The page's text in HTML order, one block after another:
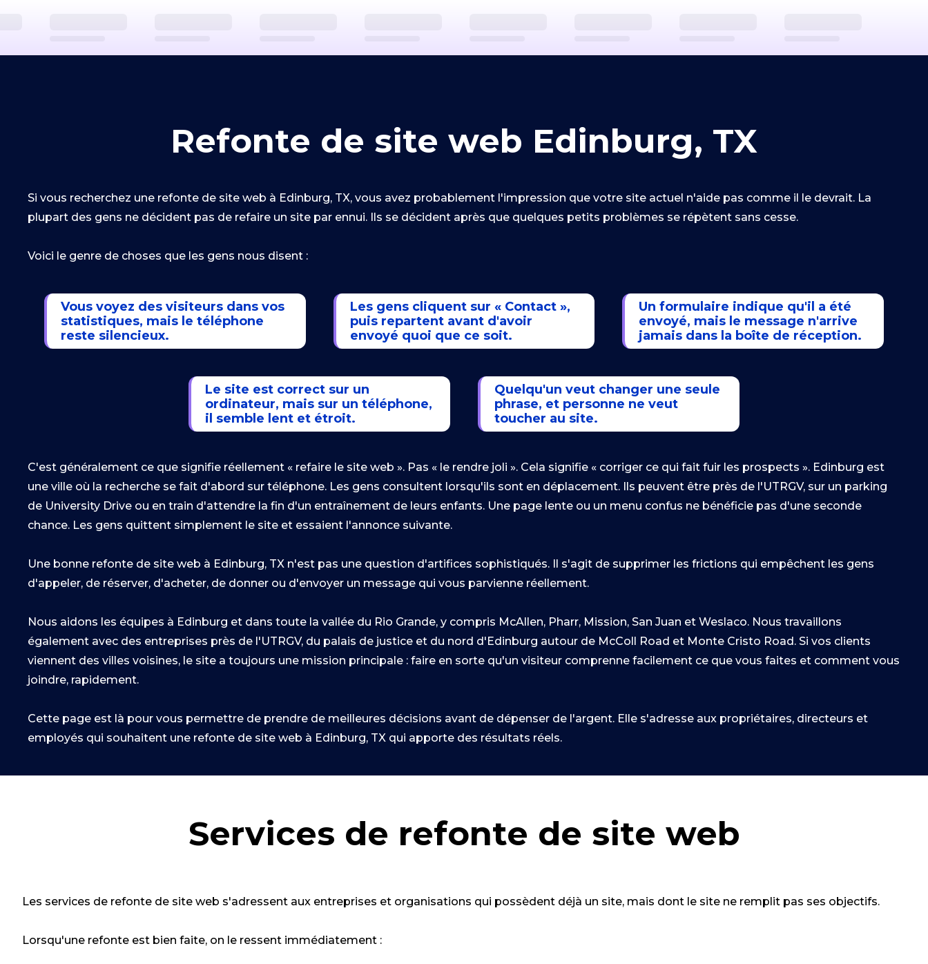
Refonte de site web Edinburg, TX
Si vous recherchez une refonte de site web à Edinburg, TX, vous avez probablement l'impression que votre site actuel n'aide pas comme il le devrait. La
plupart des gens ne décident pas de refaire un site par ennui. Ils se décident après que quelques petits problèmes se répètent sans cesse.
Voici le genre de choses que les gens nous disent :
Vous voyez des visiteurs dans vos
statistiques, mais le téléphone
reste silencieux.
Les gens cliquent sur « Contact »,
puis repartent avant d'avoir
envoyé quoi que ce soit.
Un formulaire indique qu'il a été
envoyé, mais le message n'arrive
jamais dans la boîte de réception.
Le site est correct sur un
ordinateur, mais sur un téléphone,
il semble lent et étroit.
Quelqu'un veut changer une seule
phrase, et personne ne veut
toucher au site.
C'est généralement ce que signifie réellement « refaire le site web ». Pas « le rendre joli ». Cela signifie « corriger ce qui fait fuir les prospects ». Edinburg est
une ville où la recherche se fait d'abord sur téléphone. Les gens consultent lorsqu'ils sont en déplacement. Ils peuvent être près de l'UTRGV, sur un parking
de University Drive ou en train d'attendre la fin d'un entraînement de leurs enfants. Une page lente ou un menu confus ne bénéficie pas d'une seconde
chance. Les gens quittent simplement le site et essaient l'annonce suivante.
Une bonne refonte de site web à Edinburg, TX n'est pas une question d'artifices sophistiqués. Il s'agit de supprimer les frictions qui empêchent les gens
d'appeler, de réserver, d'acheter, de donner ou d'envoyer un message qui vous parvienne réellement.
Nous aidons les équipes à Edinburg et dans toute la vallée du Rio Grande, y compris McAllen, Pharr, Mission, San Juan et Weslaco. Nous travaillons
également avec des entreprises près de l'UTRGV, du palais de justice et du nord d'Edinburg autour de McColl Road et Monte Cristo Road. Si vos clients
viennent des villes voisines, le site a toujours une mission principale : faire en sorte qu'un visiteur comprenne facilement ce que vous faites et comment vous
joindre, rapidement.
Cette page est là pour vous permettre de prendre de meilleures décisions avant de dépenser de l'argent. Elle s'adresse aux propriétaires, directeurs et
employés qui souhaitent une refonte de site web à Edinburg, TX qui apporte des résultats réels.
Services de refonte de site web
Les services de refonte de site web s'adressent aux entreprises et organisations qui possèdent déjà un site, mais dont le site ne remplit pas ses objectifs.
Lorsqu'une refonte est bien faite, on le ressent immédiatement :